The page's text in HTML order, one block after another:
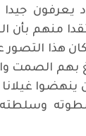
يعرفون جيدا
منهم بأن
هذا التصور
بهم الصمت
ينهضوا